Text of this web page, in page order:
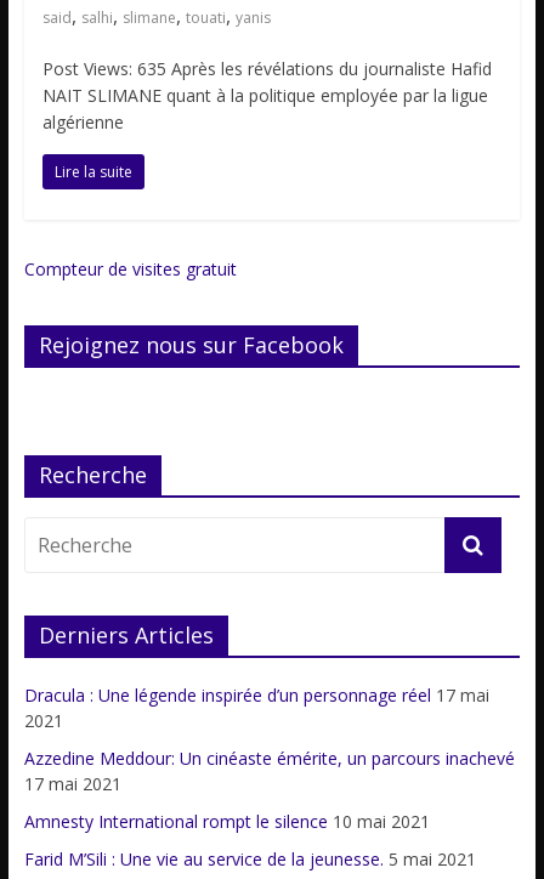
said, salhi, slimane, touati, yanis
Post Views: 635 Après les révélations du journaliste Hafid
NAIT SLIMANE quant à la politique employée par la ligue
algérienne
Lire la suite
Compteur de visites gratuit
Rejoignez nous sur Facebook
Recherche
Derniers Articles
Dracula : Une légende inspirée d’un personnage réel 17 mai
2021
Azzedine Meddour: Un cinéaste émérite, un parcours inachevé
17 mai 2021
Amnesty International rompt le silence 10 mai 2021
Farid M’Sili : Une vie au service de la jeunesse. 5 mai 2021